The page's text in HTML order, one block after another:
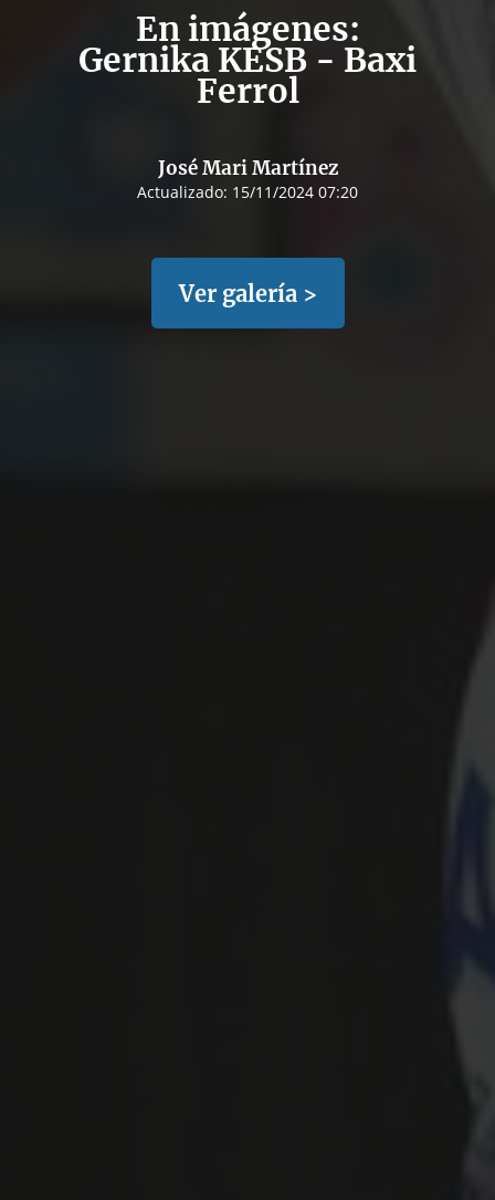
En imágenes:
Gernika KESB - Baxi
Ferrol
José Mari Martínez
Actualizado: 15/11/2024 07:20
Ver galería >